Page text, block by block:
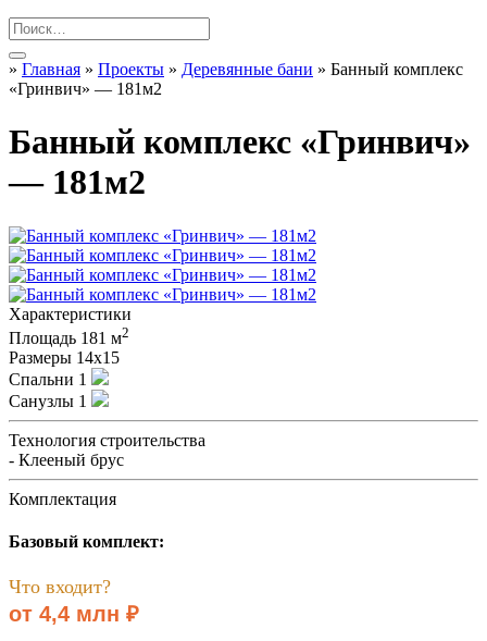
» Главная » Проекты » Деревянные бани » Банный комплекс
«Гринвич» — 181м2
Банный комплекс «Гринвич»
— 181м2
Характеристики
Площадь 181 м2
Размеры 14х15
Спальни 1
Санузлы 1
Технология строительства
- Клееный брус
Комплектация
Базовый комплект:
Что входит?
от 4,4 млн ₽